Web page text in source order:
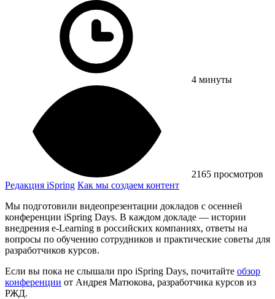
4 минуты
2165 просмотров
Редакция iSpring Как мы создаем контент
Мы подготовили видеопрезентации докладов c осенней
конференции iSpring Days. В каждом докладе — истории
внедрения e-Learning в российских компаниях, ответы на
вопросы по обучению сотрудников и практические советы для
разработчиков курсов.
Если вы пока не слышали про iSpring Days, почитайте обзор
конференции от Андрея Матюкова, разработчика курсов из
РЖД.